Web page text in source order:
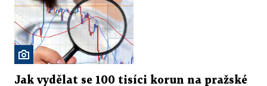
Jak vydělat se 100 tisíci korun na pražské